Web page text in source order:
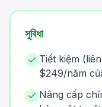
সুবিধা
Tiết kiệm
$249/năm
Nâng cấp